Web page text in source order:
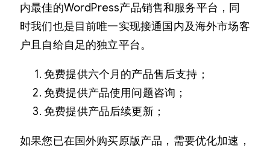
内最佳的WordPress产品销售和服务平台，同
时我们也是目前唯一实现接通国内及海外市场客
户且自给自足的独立平台。
免费提供六个月的产品售后支持；
免费提供产品使用问题咨询；
免费提供产品后续更新；
如果您已在国外购买原版产品，需要优化加速，